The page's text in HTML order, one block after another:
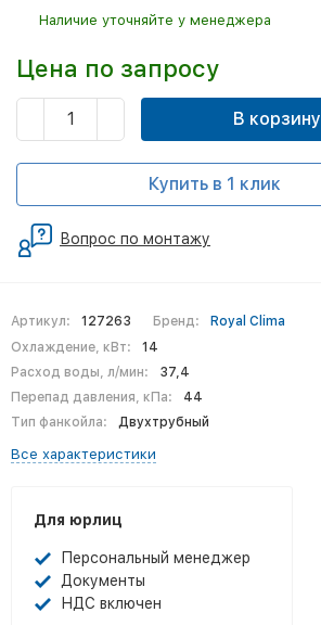
Артикул: 127263 Бренд:
Royal Clima
Охлаждение, кВт:
14
Расход воды, л/мин:
37,4
Перепад давления, кПа:
44
Тип фанкойла:
Двухтрубный
Все характеристики
Для юрлиц
Персональный менеджер
Документы
НДС включен
Наличие уточняйте у менеджера
Цена по запросу
В корзину
Купить в 1 клик
Вопрос по монтажу